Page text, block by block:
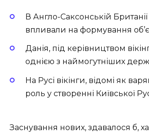
В Англо-Саксонській Британії
впливали на формування
Данія, під керівництвом
однією з наймогутніших
На Русі вікінги, відомі як
роль у створенні Київської
Заснування нових, здавалося б,